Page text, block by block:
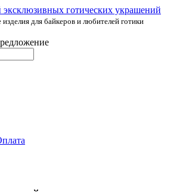
для байкеров и любителей готики